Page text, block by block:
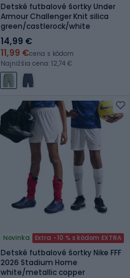
Detské futbalové šortky Under
Armour Challenger Knit silica
green/castlerock/white
14,99 €
11,99 €cena s kódom
Najnižšia cena: 12,74 €
Novinka Extra -10 % s kódom EXTRA
Detské futbalové šortky Nike FFF
2026 Stadium Home
white/metallic copper